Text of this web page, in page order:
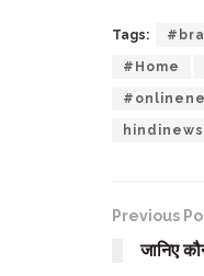
Tags:
#Home
hindinews
Previous
जानिए